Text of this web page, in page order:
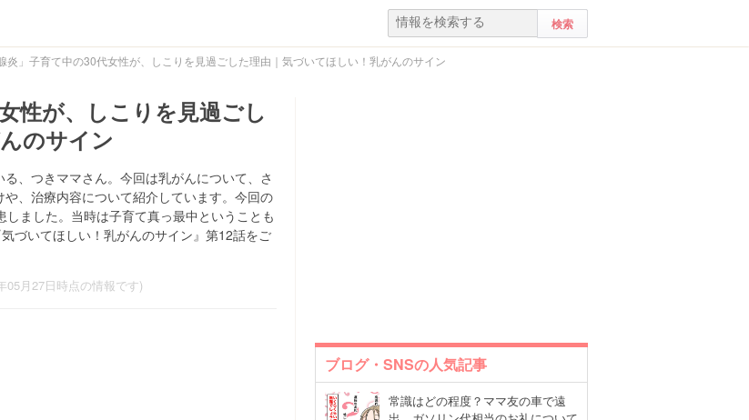
炎」子育て中の30代女性が、しこりを見過ごした理由｜気づいてほしい！乳がんのサイン
性が、しこりを見過ごし
のサイン
、つきママさん。今回は乳がんについて、さ
、治療内容について紹介しています。今回の
ました。当時は子育て真っ最中ということも
づいてほしい！乳がんのサイン』第12話をご
05月27日時点の情報です)
ブログ・SNSの人気記事
常識はどの程度？ママ友の車で遠